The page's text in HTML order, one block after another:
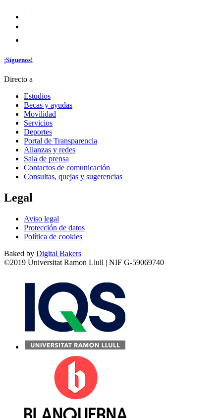
¡Síguenos!
Directo a
Estudios
Becas y ayudas
Movilidad
Servicios
Deportes
Portal de Transparencia
Alianzas y redes
Sala de prensa
Contactos de comunicación
Consultas, quejas y sugerencias
Legal
Aviso legal
Protección de datos
Política de cookies
Baked by Digital Bakers
©2019 Universitat Ramon Llull | NIF G-59069740